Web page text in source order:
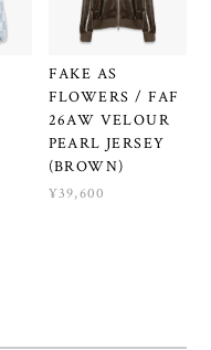
FAKE AS
FLOWERS / FAF
26AW VELOUR
PEARL JERSEY
(BROWN)
¥39,600